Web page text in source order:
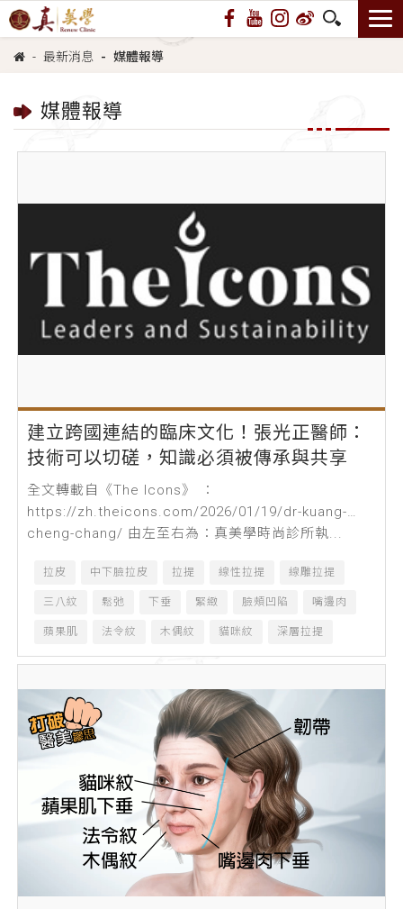
最新消息 媒體報導
媒體報導
建立跨國連結的臨床文化！張光正醫師：
技術可以切磋，知識必須被傳承與共享
全文轉載自《The Icons》 ：
https://zh.theicons.com/2026/01/19/dr-kuang-
cheng-chang/ 由左至右為：真美學時尚診所執...
拉皮 中下臉拉皮 拉提 線性拉提 線雕拉提
三八紋 鬆弛 下垂 緊緻 臉頰凹陷 嘴邊肉
蘋果肌 法令紋 木偶紋 貓咪紋 深層拉提